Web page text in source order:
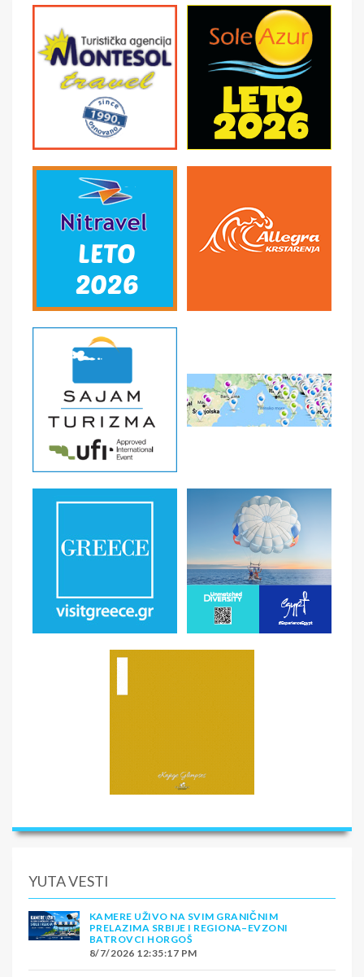
YUTA VESTI
KAMERE UŽIVO NA SVIM GRANIČNIM
PRELAZIMA SRBIJE I REGIONA–EVZONI
BATROVCI HORGOŠ
8/7/2026 12:35:17 PM